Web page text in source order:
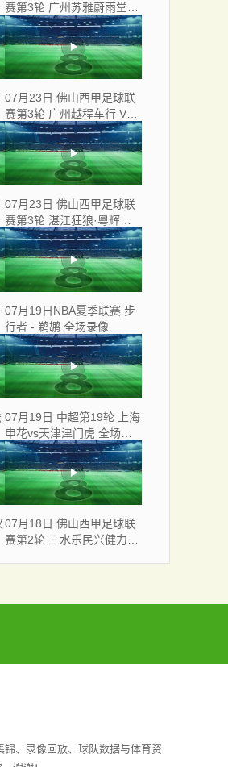
赛第3轮 广州苏雅蔚雨堂
VS 极速超鹰广州FC 全场
录像
07月23日 佛山西甲足球联
赛第3轮 广州越程车行 VS
南山博鑫创科 全场录像
07月23日 佛山西甲足球联
赛第3轮 湛江狂狼·粵辉能
源 VS 三水乐民兴健力宝 全
场录像
07月19日NBA夏季联赛 步
行者 - 鹈鹕 全场录像
07月19日 中超第19轮 上海
申花vs天津津门虎 全场录
像
07月18日 佛山西甲足球联
赛第2轮 三水乐民兴健力宝
、录像回放、球队数据与体育资